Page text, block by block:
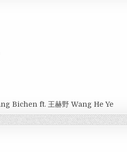
Bichen ft. 王赫野 Wang He Ye